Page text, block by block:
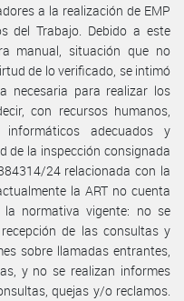
a la realización de EMP
del Trabajo. Debido a este
manual, situación que no
de lo verificado, se intimó
necesaria para realizar los
con recursos humanos,
adecuados y
de la inspección consignada
24 relacionada con la
la ART no cuenta
normativa vigente: no se
de las consultas y
sobre llamadas entrantes,
y no se realizan informes
quejas y/o reclamos.